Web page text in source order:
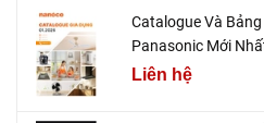
Catalogue Và
Panasonic Mới
Liên hệ